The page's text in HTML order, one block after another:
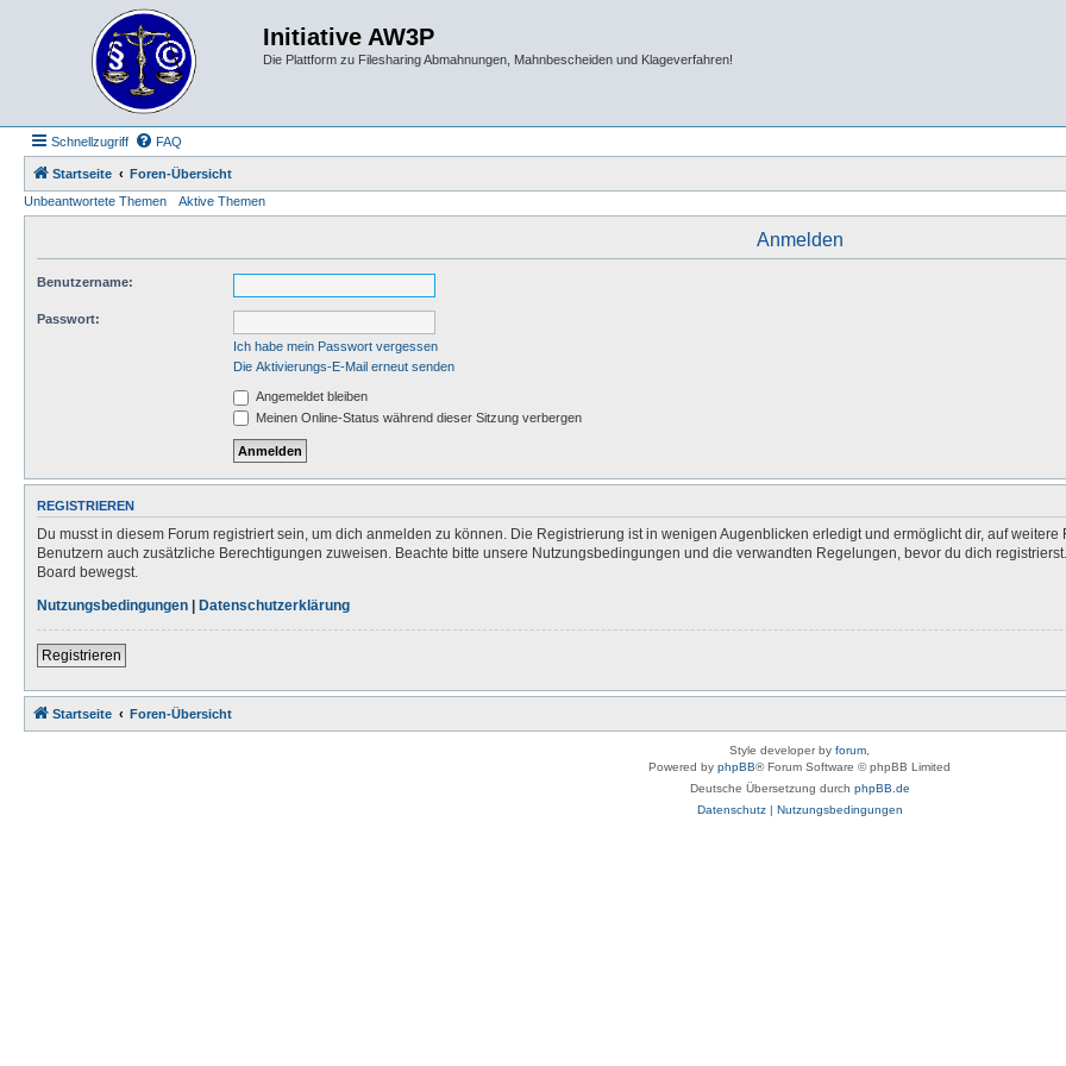
Initiative AW3P
Die Plattform zu Filesharing Abmahnungen, Mahnbescheiden und Klageverfahren!
Schnellzugriff FAQ
Startseite
Foren-Übersicht
Unbeantwortete Themen
Aktive Themen
Anmelden
Benutzername:
Passwort:
Ich habe mein Passwort vergessen
Die Aktivierungs-E-Mail erneut senden
Angemeldet bleiben
Meinen Online-Status während dieser Sitzung verbergen
REGISTRIEREN
Du musst in diesem Forum registriert sein, um dich anmelden zu können. Die Registrierung ist in wenigen Augenblicken erledigt und ermöglicht dir, auf
Benutzern auch zusätzliche Berechtigungen zuweisen. Beachte bitte unsere Nutzungsbedingungen und die verwandten Regelungen, bevor du dich
Board bewegst.
Nutzungsbedingungen | Datenschutzerklärung
Registrieren
Startseite Foren-Übersicht
Style developer by forum
Powered by phpBB® Forum Software © phpBB Limited
Deutsche Übersetzung durch phpBB.de
Datenschutz| Nutzungsbedingungen